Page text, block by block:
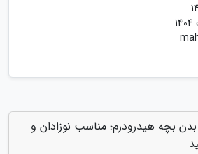
بدن بچه هیدرودرم؛ مناسب نوزادان و